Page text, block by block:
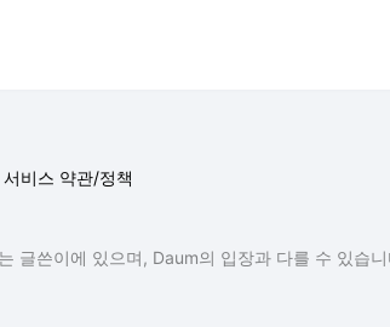
서비스 약관/정책
글쓴이에 있으며, Daum의 입장과 다를 수 있습니